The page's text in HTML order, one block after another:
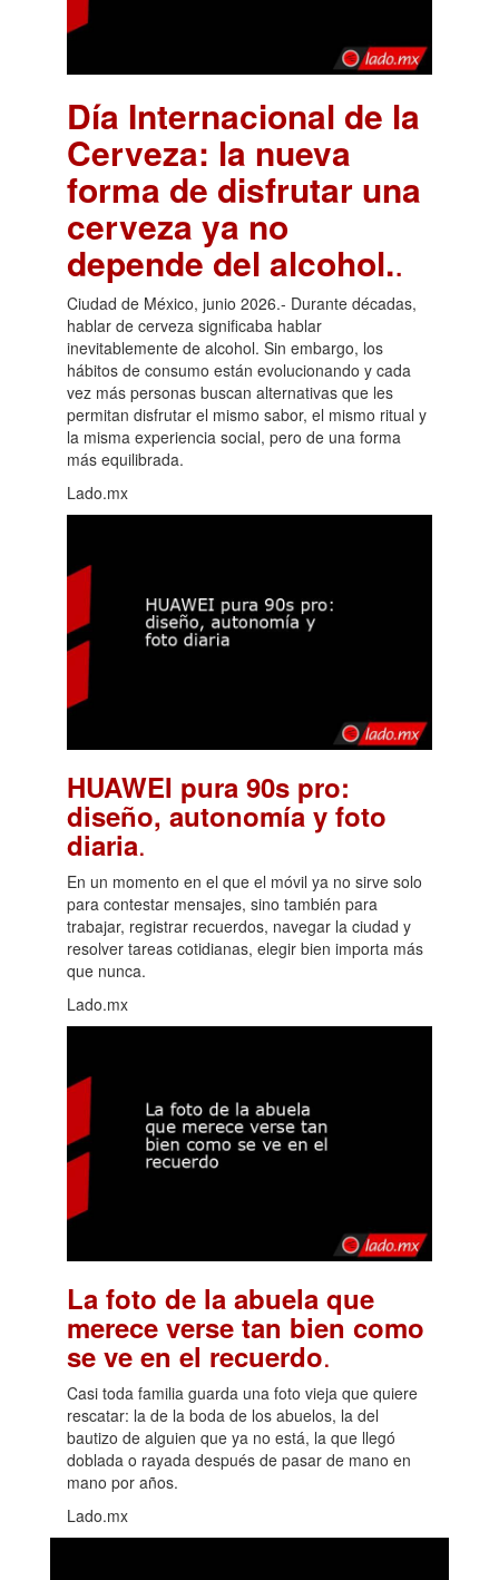
Día Internacional de la
Cerveza: la nueva
forma de disfrutar una
cerveza ya no
depende del alcohol..
Ciudad de México, junio 2026.- Durante décadas,
hablar de cerveza significaba hablar
inevitablemente de alcohol. Sin embargo, los
hábitos de consumo están evolucionando y cada
vez más personas buscan alternativas que les
permitan disfrutar el mismo sabor, el mismo ritual y
la misma experiencia social, pero de una forma
más equilibrada.
Lado.mx
HUAWEI pura 90s pro:
diseño, autonomía y foto
diaria.
En un momento en el que el móvil ya no sirve solo
para contestar mensajes, sino también para
trabajar, registrar recuerdos, navegar la ciudad y
resolver tareas cotidianas, elegir bien importa más
que nunca.
Lado.mx
La foto de la abuela que
merece verse tan bien como
se ve en el recuerdo.
Casi toda familia guarda una foto vieja que quiere
rescatar: la de la boda de los abuelos, la del
bautizo de alguien que ya no está, la que llegó
doblada o rayada después de pasar de mano en
mano por años.
Lado.mx